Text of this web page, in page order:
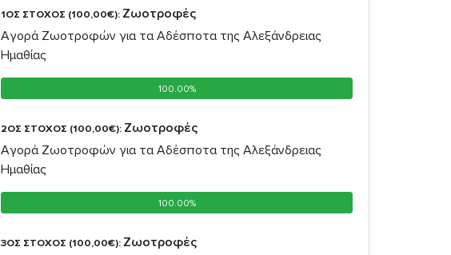
1ΟΣ ΣΤΟΧΟΣ (100,00€): Ζωοτροφές
Αγορά Ζωοτροφών για τα Αδέσποτα της Αλεξάνδρειας
Ημαθίας
100.00%
100.00%
2ΟΣ ΣΤΟΧΟΣ (100,00€): Ζωοτροφές
Αγορά Ζωοτροφών για τα Αδέσποτα της Αλεξάνδρειας
Ημαθίας
100.00%
100.00%
3ΟΣ ΣΤΟΧΟΣ (100,00€): Ζωοτροφές